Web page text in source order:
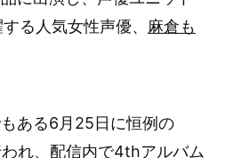
る人気女性声優、
麻倉も
ある6月25日に恒例の
れ、配信内で4thアルバム